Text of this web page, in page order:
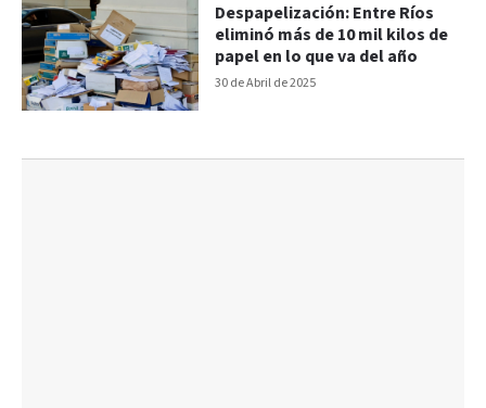
30 de Abril de 2025
Despapelización: Entre Ríos
eliminó más de 10 mil kilos de
papel en lo que va del año